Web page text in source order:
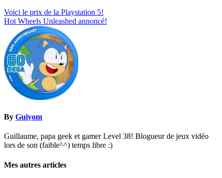
Navigation
de
l’article
Voici le prix de la Playstation 5!
Hot Wheels Unleashed annoncé!
By Guiyom
Guillaume, papa geek et gamer Level 38! Blogueur de jeux vidéo
lors de son (faible^^) temps libre :)
Mes autres articles